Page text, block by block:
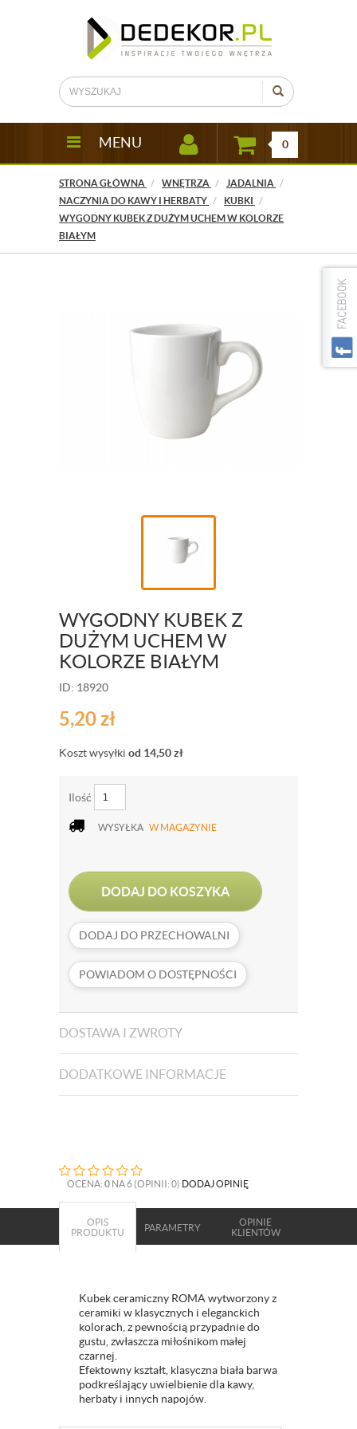
MENU 0
STRONA GŁÓWNA WNĘTRZA
JADALNIA
NACZYNIA DO KAWY I HERBATY
KUBKI
WYGODNY KUBEK Z DUŻYM UCHEM W KOLORZE
BIAŁYM
WYGODNY KUBEK Z
DUŻYM UCHEM W
KOLORZE BIAŁYM
ID: 18920
5,20zł
Koszt wysyłki od 14,50zł
Ilość
WYSYŁKA W MAGAZYNIE
DODAJ DO KOSZYKA
DODAJ DO PRZECHOWALNI
POWIADOM O DOSTĘPNOŚCI
DOSTAWA I ZWROTY
DODATKOWE INFORMACJE
OCENA: 0 NA 6 (OPINII: 0) DODAJ OPINIĘ
OPIS
PRODUKTU
PARAMETRY
OPINIE
KLIENTÓW
Kubek ceramiczny ROMA wytworzony z
ceramiki w klasycznych i eleganckich
kolorach, z pewnością przypadnie do
gustu, zwłaszcza miłośnikom małej
czarnej.
Efektowny kształt, klasyczna biała barwa
podkreślający uwielbienie dla kawy,
herbaty i innych napojów.